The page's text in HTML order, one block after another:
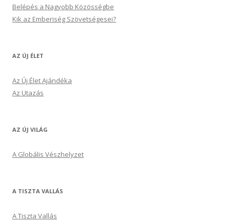
Belépés a Nagyobb Közösségbe
Kik az Emberiség Szövetségesei?
AZ ÚJ ÉLET
Az Új Élet Ajándéka
Az Utazás
AZ ÚJ VILÁG
A Globális Vészhelyzet
A TISZTA VALLÁS
A Tiszta Vallás